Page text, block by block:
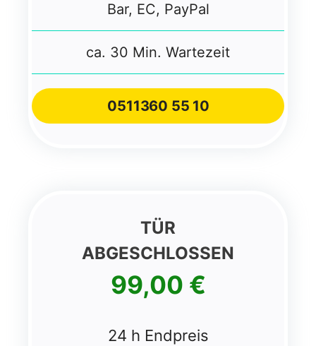
Bar, EC, PayPal
ca. 30 Min. Wartezeit
0511360 55 10
TÜR
ABGESCHLOSSEN
99,00 €
24 h Endpreis